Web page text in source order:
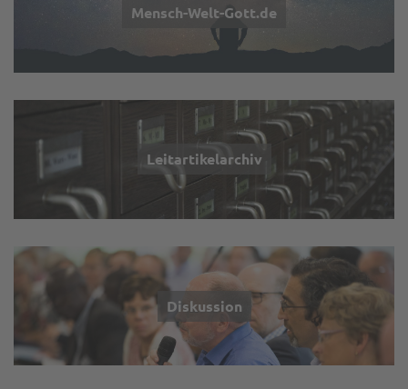
Mensch-Welt-Gott.de
Leitartikelarchiv
Diskussion